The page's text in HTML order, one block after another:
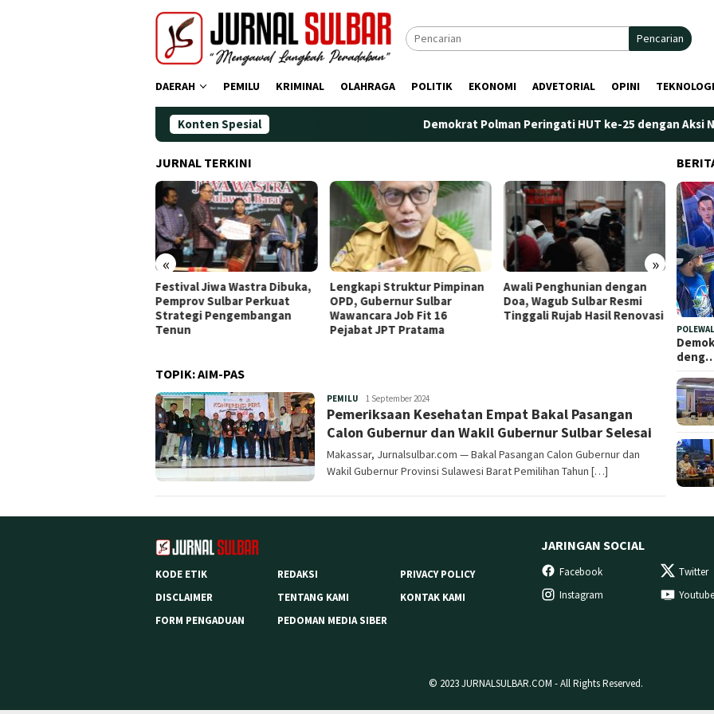
Pencarian
DAERAH PEMILU KRIMINAL OLAHRAGA POLITIK EKONOMI ADVETORIAL OPINI TEKNOLOGI
Konten Spesial Demokrat Polman Peringati HUT ke-25 dengan Aksi
JURNAL TERKINI
« »
Festival Jiwa Wastra Dibuka,
Pemprov Sulbar Perkuat
Strategi Pengembangan
Tenun
Lengkapi Struktur Pimpinan
OPD, Gubernur Sulbar
Wawancara Job Fit 16
Pejabat JPT Pratama
Awali Penghunian dengan
Doa, Wagub Sulbar Resmi
Tinggali Rujab Hasil Renovasi
Plt.
TOPIK:AIM-PAS
PEMILURedaksi
1 September 2024
Pemeriksaan Kesehatan Empat Bakal Pasangan
Calon Gubernur dan Wakil Gubernur Sulbar Selesai
Makassar, Jurnalsulbar.com — Bakal Pasangan Calon Gubernur dan
Wakil Gubernur Provinsi Sulawesi Barat Pemilihan Tahun […]
KODE ETIK REDAKSI
PRIVACY POLICY
DISCLAIMER
TENTANG KAMI
KONTAK KAMI
FORM PENGADUAN
PEDOMAN MEDIA SIBER
JARINGAN SOCIAL
Facebook Twitter
Instagram
Youtube
© 2023 JURNALSULBAR.COM - All Rights Reserved.